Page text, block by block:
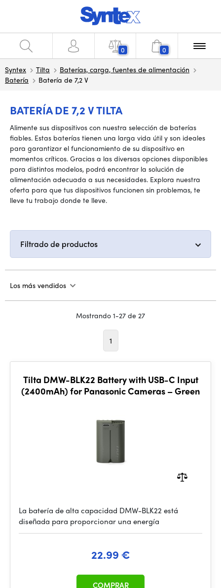
0 0
Syntex Tilta
Baterías, carga, fuentes de alimentación
Batería
Batería de 7,2 V
BATERÍA DE 7,2 V TILTA
Alimente sus dispositivos con nuestra selección de baterías
fiables. Estas baterías tienen una larga vida útil y son ideales
para garantizar el funcionamiento de su dispositivo en
momentos críticos. Gracias a las diversas opciones disponibles
para distintos modelos, podrá encontrar la solución de
alimentación adecuada a sus necesidades. Explora nuestra
oferta para que tus dispositivos funcionen sin problemas, te
lleve tu trabajo donde te lleve.
Filtrado de productos
Los más vendidos
Mostrando 1-27 de 27
1
Tilta DMW-BLK22 Battery with USB-C Input
(2400mAh) for Panasonic Cameras – Green
La batería de alta capacidad DMW-BLK22 está
diseñada para proporcionar una energía
22.99 €
COMPRAR